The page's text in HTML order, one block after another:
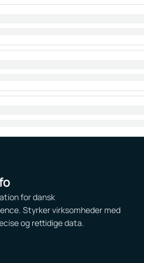
for dansk
Styrker virksomheder med
og rettidige data.